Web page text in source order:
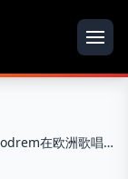
澳大利亚新闻直播：Delta Goodrem在欧洲歌唱大赛半决赛登台；安格斯·泰勒被指责「狗哨」预算回复